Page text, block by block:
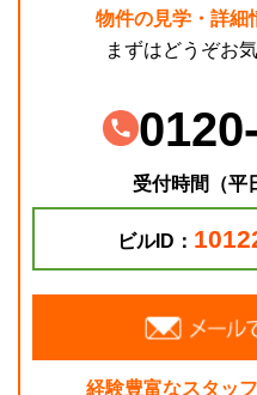
物件の見学・詳細
まずはどうぞお
受付時間（平
ビルID：
経験豊富なスタッ